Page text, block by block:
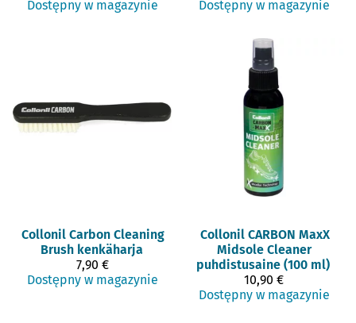
Dostępny w magazynie
Dostępny w magazynie
Collonil Carbon Cleaning
Brush kenkäharja
7,90 €
Dostępny w magazynie
Collonil CARBON MaxX
Midsole Cleaner
puhdistusaine (100 ml)
10,90 €
Dostępny w magazynie